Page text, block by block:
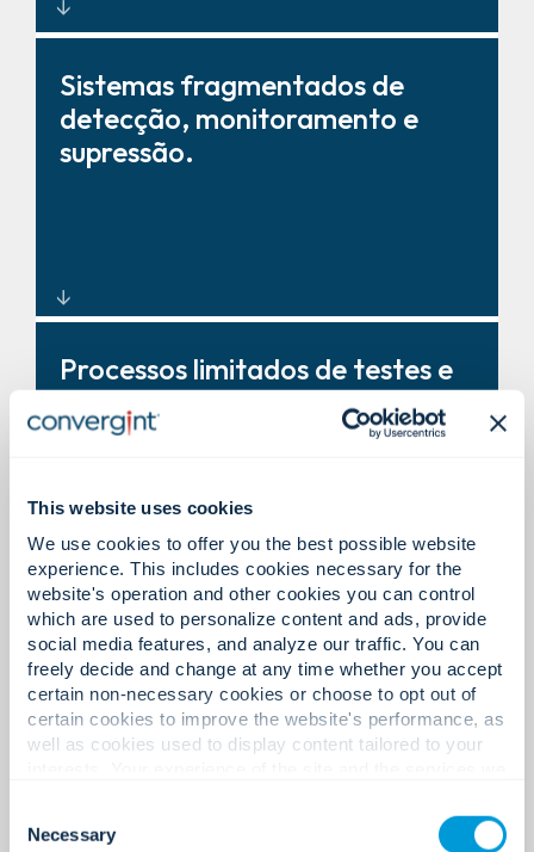
This website uses cookies
We use cookies to offer you the best possible website
experience. This includes cookies necessary for the
website's operation and other cookies you can control
which are used to personalize content and ads, provide
social media features, and analyze our traffic. You can
freely decide and change at any time whether you accept
certain non-necessary cookies or choose to opt out of
certain cookies to improve the website's performance, as
well as cookies used to display content tailored to your
cookies. Click "Show details" below for more information
about who we share your information with.
Selection
Necessary
Serviços certificados de projeto,
instalação e modernização de
sistemas de alarme de incêndio,
em conformidade com as
Sistemas fragmentados de
detecção, monitoramento e
supressão.
Sistemas integrados de
segurança contra incêndio e
proteção à vida para proteção
tempo real.
Processos limitados de testes e
documentação.
Inspeção, testes e relatórios de
conformidade eficientes por
meio do gerenciamento digital
do ciclo de vida.
Atraso na detecção de
incidentes e na coordenação da
resposta.